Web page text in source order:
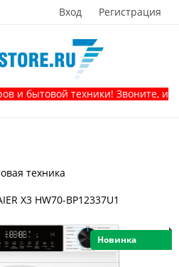
Вход Регистрация
техники! Звоните, и получите
техника
X3 HW70-BP12337U1
Новинка